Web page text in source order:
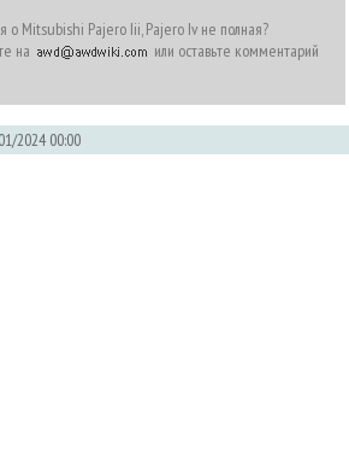
о Mitsubishi Pajero Iii, Pajero Iv не полная?
на
или оставьте комментарий
2024 00:00